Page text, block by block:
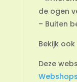
de ogen
– Buiten
Bekijk
Deze
Webshops